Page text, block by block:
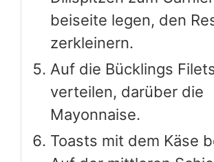
überbacken.
Elektroherd: 175 Grad.
Stufe 2.
Mit Dillspitzen garniert
servieren.